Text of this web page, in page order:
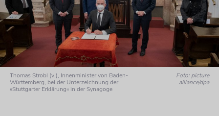
Thomas Strobl (v.), Innenminister von Baden-
Württemberg, bei der Unterzeichnung der
»Stuttgarter Erklärung« in der Synagoge
Foto: picture
alliance/dpa